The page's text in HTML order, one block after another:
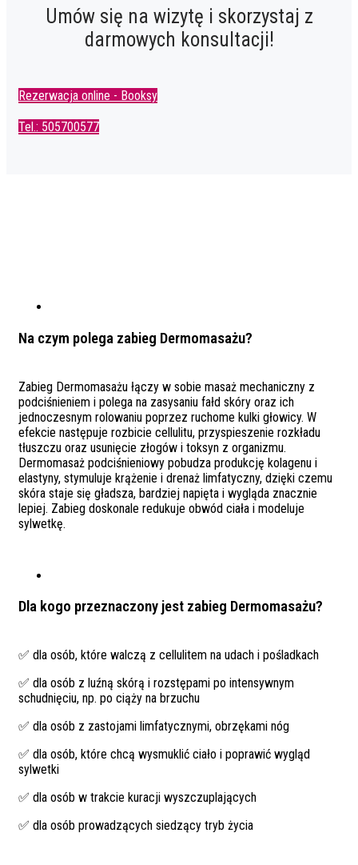
Umów się na wizytę i skorzystaj z
darmowych konsultacji!
Rezerwacja online - Booksy
Tel.: 505700577
Na czym polega zabieg Dermomasażu?
Zabieg Dermomasażu łączy w sobie masaż mechaniczny z
podciśnieniem i polega na zasysaniu fałd skóry oraz ich
jednoczesnym rolowaniu poprzez ruchome kulki głowicy. W
efekcie następuje rozbicie cellulitu, przyspieszenie rozkładu
tłuszczu oraz usunięcie złogów i toksyn z organizmu.
Dermomasaż podciśnieniowy pobudza produkcję kolagenu i
elastyny, stymuluje krążenie i drenaż limfatyczny, dzięki czemu
skóra staje się gładsza, bardziej napięta i wygląda znacznie
lepiej. Zabieg doskonale redukuje obwód ciała i modeluje
sylwetkę.
Dla kogo przeznaczony jest zabieg Dermomasażu?
✅ dla osób, które walczą z cellulitem na udach i pośladkach
✅ dla osób z luźną skórą i rozstępami po intensywnym
schudnięciu, np. po ciąży na brzuchu
✅ dla osób z zastojami limfatycznymi, obrzękami nóg
✅ dla osób, które chcą wysmuklić ciało i poprawić wygląd
sylwetki
✅ dla osób w trakcie kuracji wyszczuplających
✅ dla osób prowadzących siedzący tryb życia